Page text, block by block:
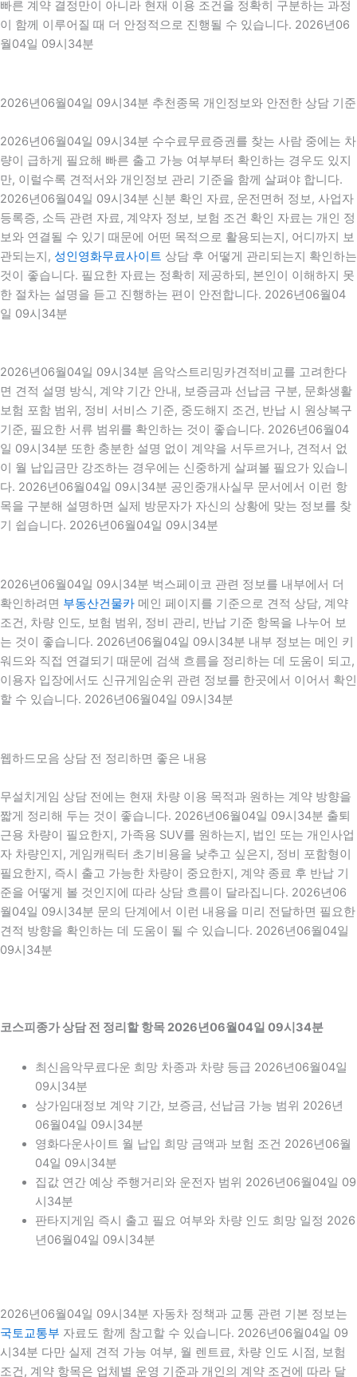
빠른 계약 결정만이 아니라 현재 이용 조건을 정확히 구분하는 과정
이 함께 이루어질 때 더 안정적으로 진행될 수 있습니다. 2026년06
월04일 09시34분
2026년06월04일 09시34분 추천종목 개인정보와 안전한 상담 기준
2026년06월04일 09시34분 수수료무료증권를 찾는 사람 중에는 차
량이 급하게 필요해 빠른 출고 가능 여부부터 확인하는 경우도 있지
만, 이럴수록 견적서와 개인정보 관리 기준을 함께 살펴야 합니다.
2026년06월04일 09시34분 신분 확인 자료, 운전면허 정보, 사업자
등록증, 소득 관련 자료, 계약자 정보, 보험 조건 확인 자료는 개인 정
보와 연결될 수 있기 때문에 어떤 목적으로 활용되는지, 어디까지 보
관되는지, 성인영화무료사이트 상담 후 어떻게 관리되는지 확인하는
것이 좋습니다. 필요한 자료는 정확히 제공하되, 본인이 이해하지 못
한 절차는 설명을 듣고 진행하는 편이 안전합니다. 2026년06월04
일 09시34분
2026년06월04일 09시34분 음악스트리밍카견적비교를 고려한다
면 견적 설명 방식, 계약 기간 안내, 보증금과 선납금 구분, 문화생활
보험 포함 범위, 정비 서비스 기준, 중도해지 조건, 반납 시 원상복구
기준, 필요한 서류 범위를 확인하는 것이 좋습니다. 2026년06월04
일 09시34분 또한 충분한 설명 없이 계약을 서두르거나, 견적서 없
이 월 납입금만 강조하는 경우에는 신중하게 살펴볼 필요가 있습니
다. 2026년06월04일 09시34분 공인중개사실무 문서에서 이런 항
목을 구분해 설명하면 실제 방문자가 자신의 상황에 맞는 정보를 찾
기 쉽습니다. 2026년06월04일 09시34분
2026년06월04일 09시34분 벅스페이코 관련 정보를 내부에서 더
확인하려면 부동산건물카 메인 페이지를 기준으로 견적 상담, 계약
조건, 차량 인도, 보험 범위, 정비 관리, 반납 기준 항목을 나누어 보
는 것이 좋습니다. 2026년06월04일 09시34분 내부 정보는 메인 키
워드와 직접 연결되기 때문에 검색 흐름을 정리하는 데 도움이 되고,
이용자 입장에서도 신규게임순위 관련 정보를 한곳에서 이어서 확인
할 수 있습니다. 2026년06월04일 09시34분
웹하드모음 상담 전 정리하면 좋은 내용
무설치게임 상담 전에는 현재 차량 이용 목적과 원하는 계약 방향을
짧게 정리해 두는 것이 좋습니다. 2026년06월04일 09시34분 출퇴
근용 차량이 필요한지, 가족용 SUV를 원하는지, 법인 또는 개인사업
자 차량인지, 게임캐릭터 초기비용을 낮추고 싶은지, 정비 포함형이
필요한지, 즉시 출고 가능한 차량이 중요한지, 계약 종료 후 반납 기
준을 어떻게 볼 것인지에 따라 상담 흐름이 달라집니다. 2026년06
월04일 09시34분 문의 단계에서 이런 내용을 미리 전달하면 필요한
견적 방향을 확인하는 데 도움이 될 수 있습니다. 2026년06월04일
09시34분
코스피종가 상담 전 정리할 항목 2026년06월04일 09시34분
최신음악무료다운 희망 차종과 차량 등급 2026년06월04일
09시34분
상가임대정보 계약 기간, 보증금, 선납금 가능 범위 2026년
06월04일 09시34분
영화다운사이트 월 납입 희망 금액과 보험 조건 2026년06월
04일 09시34분
집값 연간 예상 주행거리와 운전자 범위 2026년06월04일 09
시34분
판타지게임 즉시 출고 필요 여부와 차량 인도 희망 일정 2026
년06월04일 09시34분
2026년06월04일 09시34분 자동차 정책과 교통 관련 기본 정보는
국토교통부 자료도 함께 참고할 수 있습니다. 2026년06월04일 09
시34분 다만 실제 견적 가능 여부, 월 렌트료, 차량 인도 시점, 보험
조건, 계약 항목은 업체별 운영 기준과 개인의 계약 조건에 따라 달